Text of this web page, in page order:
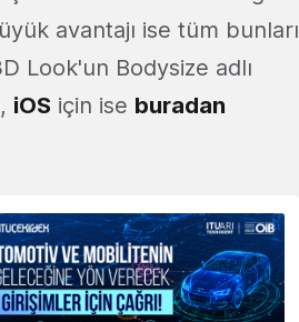
avantajı ise tüm bunları
Look'un Bodysize adlı
, iOS için ise buradan